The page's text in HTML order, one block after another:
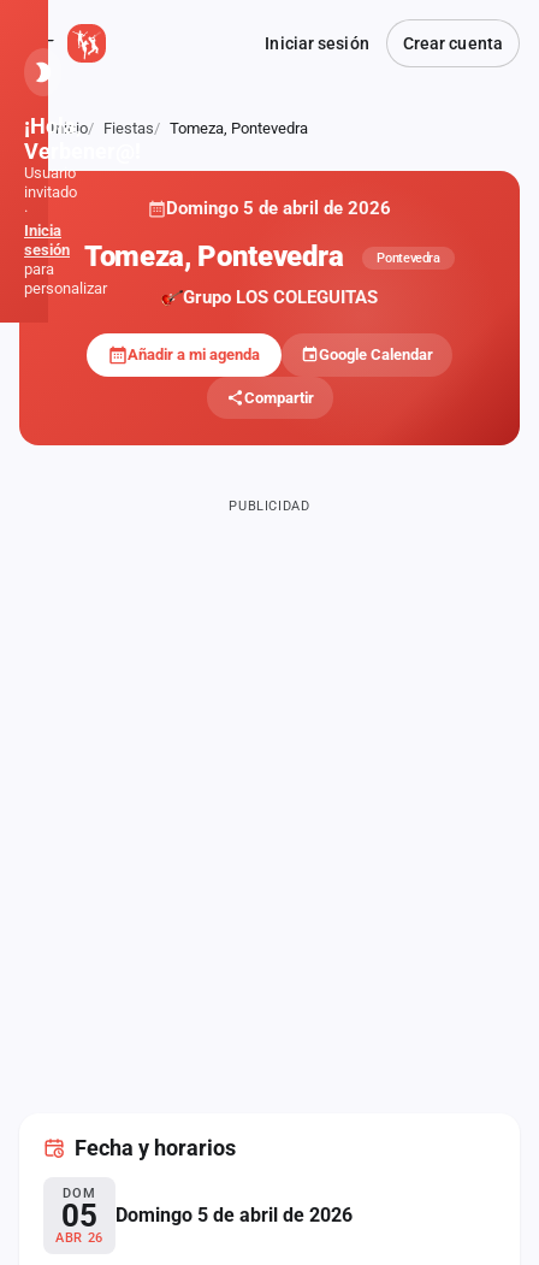
Iniciar sesión Crear cuenta
Atrás
Inicio Fiestas Tomeza, Pontevedra
Domingo 5 de abril de 2026
Tomeza, Pontevedra Pontevedra
Grupo LOS COLEGUITAS
Añadir a mi agenda Google Calendar
Compartir
PUBLICIDAD
Fecha y horarios
DOM
05
ABR 26
Domingo 5 de abril de 2026
¡Hola,
Verbener@!
Usuario
invitado
·
Inicia
sesión
para
personalizar
Administración
Contacto